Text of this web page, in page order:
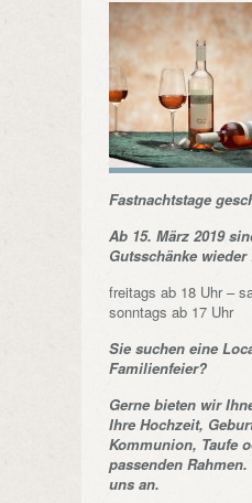
Fastnachtstage
Ab 15. März 2019
Gutsschänke wieder
freitags ab 18 Uhr –
sonntags ab 17 Uhr
Sie suchen eine
Familienfeier?
Gerne bieten wir
Ihre Hochzeit,
Kommunion,
passenden
uns an.